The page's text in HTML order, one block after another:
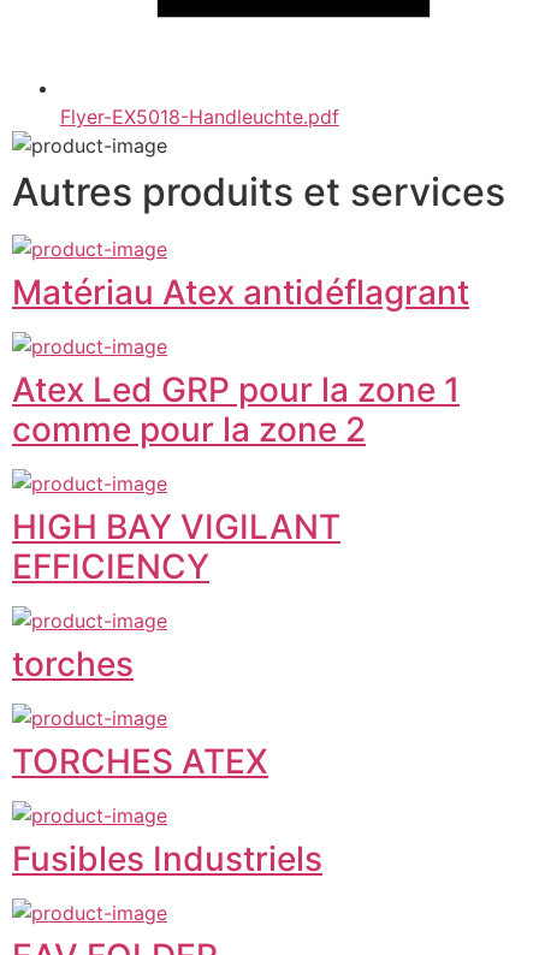
Flyer-EX5018-Handleuchte.pdf
Autres produits et services
Matériau Atex antidéflagrant
Atex Led GRP pour la zone 1
comme pour la zone 2
HIGH BAY VIGILANT
EFFICIENCY
torches
TORCHES ATEX
Fusibles Industriels